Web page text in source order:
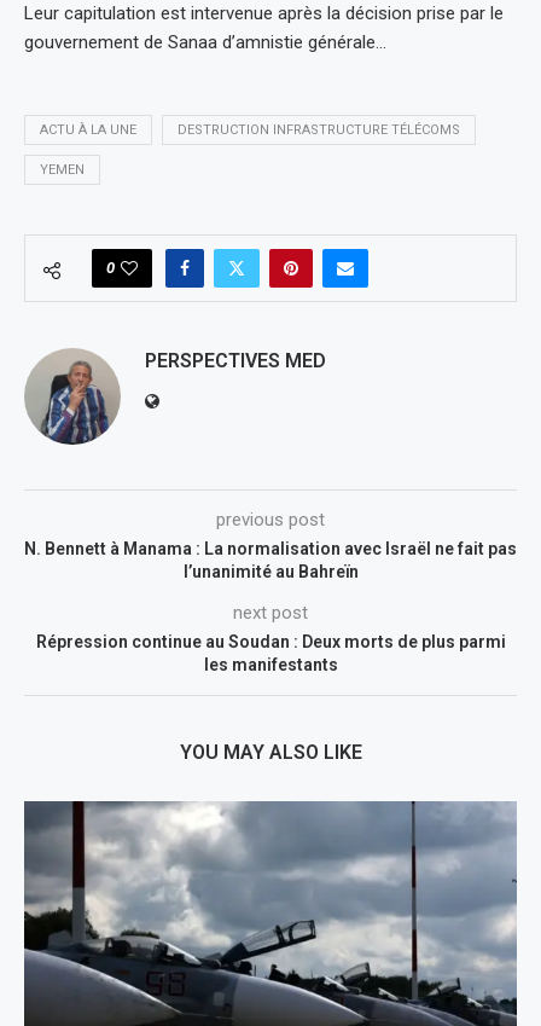
Leur capitulation est intervenue après la décision prise par le
gouvernement de Sanaa d’amnistie générale…
ACTU À LA UNE DESTRUCTION INFRASTRUCTURE TÉLÉCOMS
YEMEN
0
PERSPECTIVES MED
previous post
N. Bennett à Manama : La normalisation avec Israël ne fait pas
l’unanimité au Bahreïn
next post
Répression continue au Soudan : Deux morts de plus parmi
les manifestants
YOU MAY ALSO LIKE